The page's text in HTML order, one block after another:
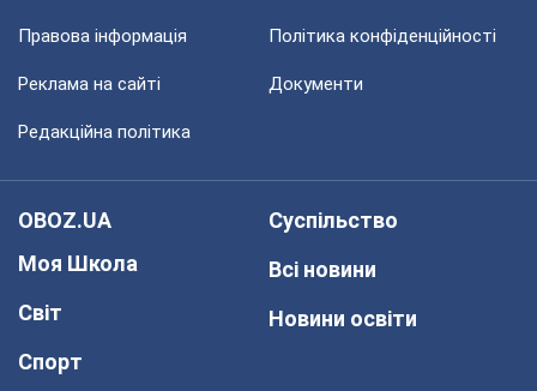
Правова інформація Політика конфіденційності
Реклама на сайті Документи
Редакційна політика
OBOZ.UA
Моя Школа
Світ
Спорт
Суспільство
Всі новини
Новини освіти